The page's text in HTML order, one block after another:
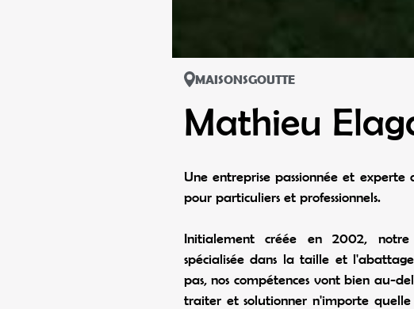
MAISONSGOUTTE
Mathieu
Une entreprise passionnée et
pour particuliers et professionnels.
Initialement créée en 2002,
spécialisée dans la taille et
pas, nos compétences vont bien au-
traiter et solutionner n'importe